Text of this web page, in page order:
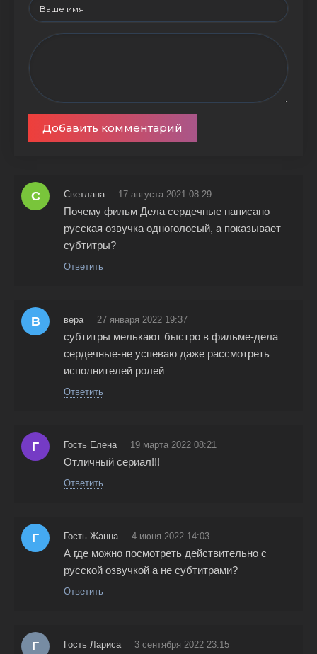
Добавить комментарий
С Светлана 17 августа 2021 08:29
Почему фильм Дела сердечные написано
русская озвучка одноголосый, а показывает
субтитры?
Ответить
В вера 27 января 2022 19:37
субтитры мелькают быстро в фильме-дела
сердечные-не успеваю даже рассмотреть
исполнителей ролей
Ответить
Г Гость Елена 19 марта 2022 08:21
Отличный сериал!!!
Ответить
Г Гость Жанна 4 июня 2022 14:03
А где можно посмотреть действительно с
русской озвучкой а не субтитрами?
Ответить
Г Гость Лариса 3 сентября 2022 23:15